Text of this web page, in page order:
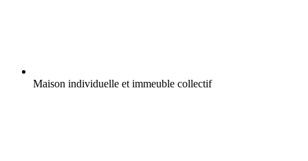
Maison individuelle et immeuble collectif